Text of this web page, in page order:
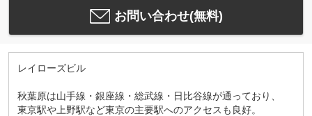
お問い合わせ(無料)
レイローズビル
秋葉原は山手線・銀座線・総武線・日比谷線が通っており、
東京駅や上野駅など東京の主要駅へのアクセスも良好。